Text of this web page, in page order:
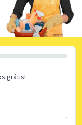
grátis!